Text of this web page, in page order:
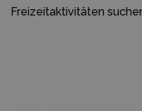
Freizeitaktivitäten